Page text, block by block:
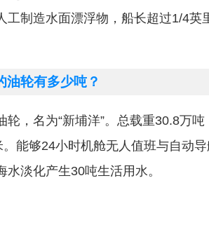
工制造水面漂浮物，船长超过1/4英
油轮有多少吨？
轮，名为“新埔洋”。总载重30.8万
能够24小时机舱无人值班与自动
水淡化产生30吨生活用水。